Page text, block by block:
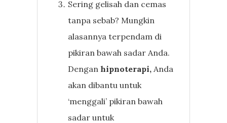
Sering gelisah dan cemas
tanpa sebab? Mungkin
alasannya terpendam di
pikiran bawah sadar Anda.
Denganhipnoterapi, Anda
akan dibantu untuk
‘menggali’ pikiran bawah
sadar untuk